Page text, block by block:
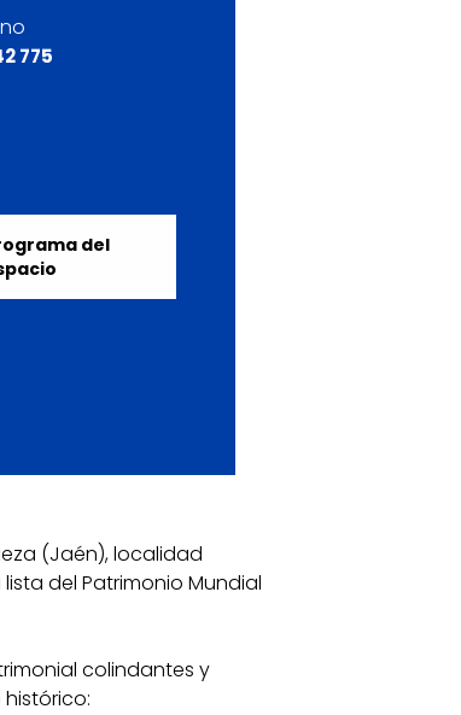
775
del
(Jaén), localidad
del Patrimonio Mundial
colindantes y